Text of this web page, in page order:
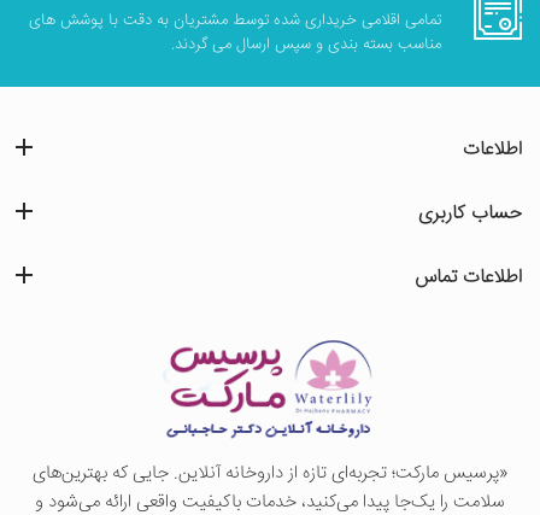
تمامی اقلامی خریداری شده توسط مشتریان به دقت با پوشش های
مناسب بسته بندی و سپس ارسال می گردند.
«پرسيس ماركت؛ تجربه‌ای تازه از داروخانه آنلاین. جایی که بهترین‌های
سلامت را یک‌جا پیدا می‌کنید، خدمات باکیفیت واقعی ارائه می‌شود و
اطلاعات
حساب کاربری
اطلاعات تماس